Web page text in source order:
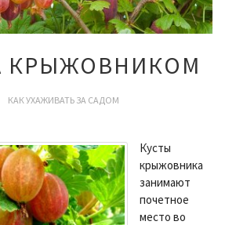
КРЫЖОВНИКОМ
КАК УХАЖИВАТЬ ЗА САДОМ
Кусты
крыжовника
занимают
почетное
место во